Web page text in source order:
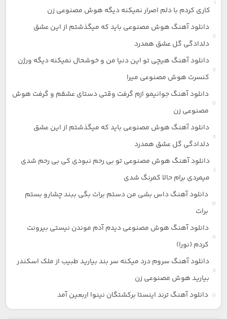
کاری کردم با دلم اصرار نمیکنه دیگه هوش مصنوعی زن
دانلود آهنگ هوش مصنوعی باید که میگذشتم از این عشق
دلدادگی گل عشق همدرد
دانلود آهنگ هیچی تو این دنیا من و خوشحال نمیکنه دیگه ورژن
کنسرت هوش مصنوعی میرا
دانلود آهنگ جوانیمو ازم گرفت وقتی دستای عشقم و گرفت هوش
مصنوعی زن
دانلود آهنگ هوش مصنوعی باید که میگذشتم از این عشق
دلدادگی گل عشق همدرد
دانلود آهنگ هوش مصنوعی تو بی رحم نبودی کی بی رحم شدی
میمردی برام حالا کمرنگ شدی
دانلود آهنگ داس بشی من دستم برات بگی ببند چشارو بستم
برات
دانلود آهنگ هوش مصنوعی دیدم آدم موندن نیستی بیرونت
کردم (نورا)
دانلود آهنگ سروم درد میکنه سر بند بیارید طبیب از ملک اسکندر
بیارید هوش مصنوعی زن
دانلود آهنگ ترند اینستا برکشتگان نینوا اربعین آمد